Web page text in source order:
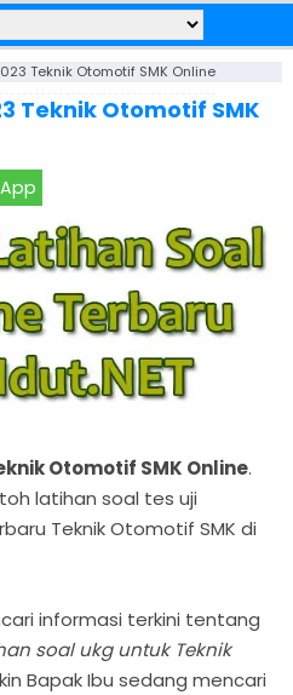
Teknik Otomotif SMK Online
Teknik Otomotif SMK
Otomotif SMK Online.
latihan soal tes uji
Teknik Otomotif SMK di
informasi terkini tentang
soal ukg untuk Teknik
Bapak Ibu sedang mencari